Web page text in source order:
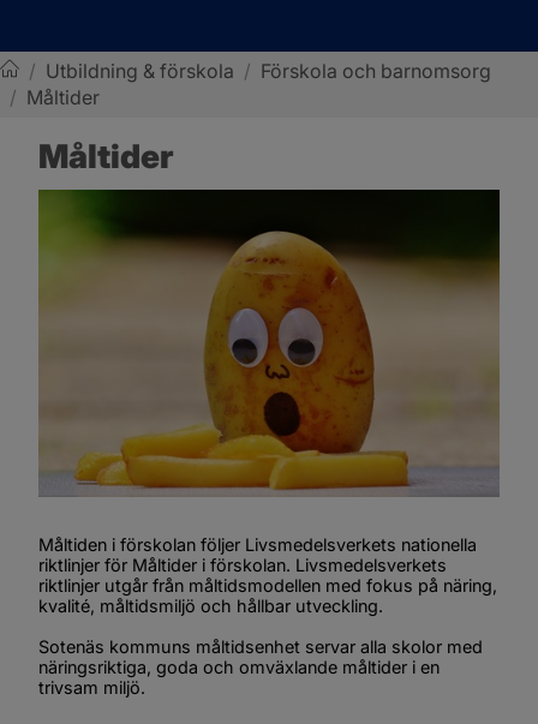
Sotenäs kommun
/ Utbildning & förskola / Förskola och barnomsorg
/ Måltider
Måltider
Måltiden i förskolan följer Livsmedelsverkets nationella
riktlinjer för Måltider i förskolan. Livsmedelsverkets
riktlinjer utgår från måltidsmodellen med fokus på näring,
kvalité, måltidsmiljö och hållbar utveckling.
Sotenäs kommuns måltidsenhet servar alla skolor med
näringsriktiga, goda och omväxlande måltider i en
trivsam miljö.